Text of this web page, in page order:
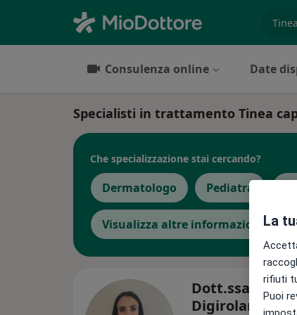
Consulenza online Date
Specialisti in trattamento Tinea
Che specializzazione stai cercando?
Dermatologo Pediatra
Visualizza altre informazioni
Dott.ssa
Digirolamo
La
rifiuti
Puoi